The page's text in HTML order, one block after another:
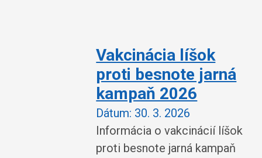
Vakcinácia líšok
proti besnote jarná
kampaň 2026
Dátum: 30. 3. 2026
Informácia o vakcinácií líšok
proti besnote jarná kampaň